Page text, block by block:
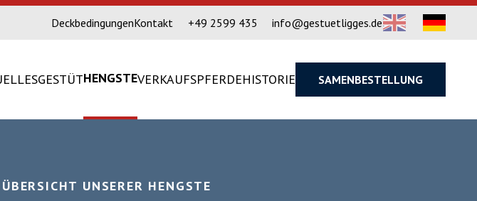
DeckbedingungenKontakt +49 2599 435 info@gestuetligges.de
GESTÜTHENGSTEVERKAUFSPFERDEHISTORIE SAMENBESTELLUNG
UNSERER HENGSTE